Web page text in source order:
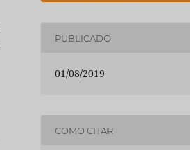
PUBLICADO
01/08/2019
COMO CITAR